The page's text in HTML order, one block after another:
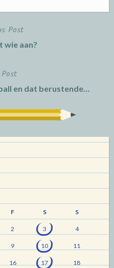
Post
wie aan?
en dat berustende…
F S S
2 3 4
9 10 11
16 17 18